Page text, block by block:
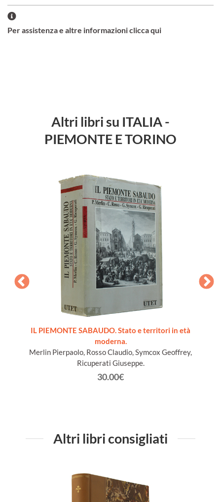
Per assistenza e altre informazioni clicca qui
Altri libri su ITALIA -
PIEMONTE E TORINO
IL PIEMONTE SABAUDO. Stato e territori in età
moderna.
Merlin Pierpaolo, Rosso Claudio, Symcox Geoffrey,
Ricuperati Giuseppe.
30.00€
Altri libri consigliati